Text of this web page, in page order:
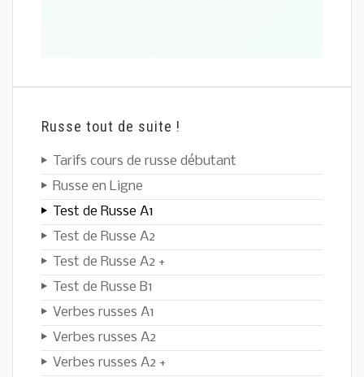
Russe tout de suite !
Tarifs cours de russe débutant
Russe en Ligne
Test de Russe A1
Test de Russe A2
Test de Russe A2 +
Test de Russe B1
Verbes russes A1
Verbes russes A2
Verbes russes A2 +